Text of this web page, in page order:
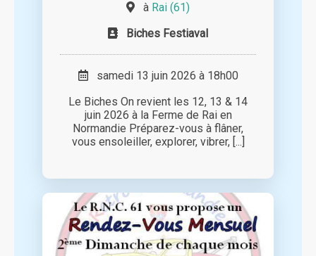
à Rai (61)
Biches Festiaval
samedi 13 juin 2026 à 18h00
Le Biches On revient les 12, 13 & 14
juin 2026 à la Ferme de Rai en
Normandie Préparez-vous à flâner,
vous ensoleiller, explorer, vibrer, [...]